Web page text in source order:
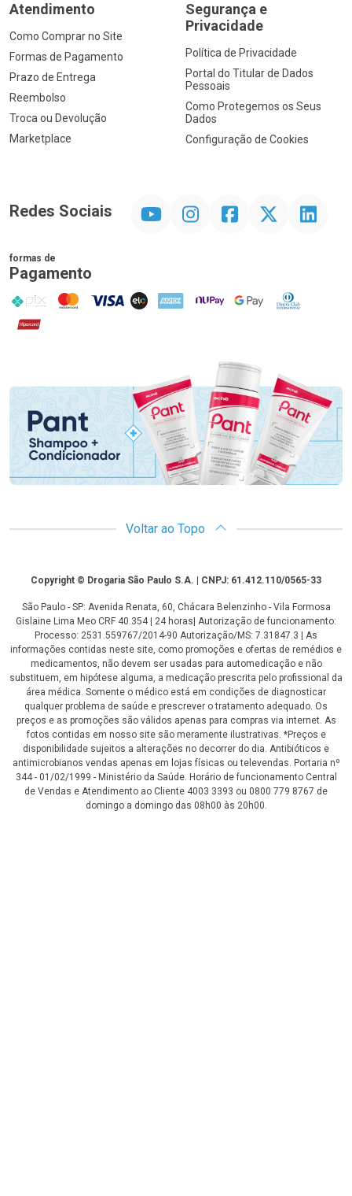
Atendimento
Como Comprar no Site
Formas de Pagamento
Prazo de Entrega
Reembolso
Troca ou Devolução
Marketplace
Segurança e
Privacidade
Política de Privacidade
Portal do Titular de Dados
Pessoais
Como Protegemos os Seus
Dados
Configuração de Cookies
Redes Sociais InstagramFacebookTwitter Linkedin
formas de
Pagamento
PIX MasterCard
VISA ELO AMEX NuPay Google PayDiners Club
Hipercard
Promoção em Destaque
Voltar ao Topo
CopyrightCopyright © Drogaria São Paulo S.A. | CNPJ: 61.412.110/0565-33
São Paulo - SP: Avenida Renata, 60, Chácara Belenzinho - Vila Formosa
Gislaine Lima Meo CRF 40.354 | 24 horas| Autorização de funcionamento:
Processo: 2531.559767/2014-90 Autorização/MS: 7.31847.3 | As
informações contidas neste site, como promoções e ofertas de remédios e
medicamentos, não devem ser usadas para automedicação e não
substituem, em hipótese alguma, a medicação prescrita pelo profissional da
área médica. Somente o médico está em condições de diagnosticar
qualquer problema de saúde e prescrever o tratamento adequado. Os
preços e as promoções são válidos apenas para compras via internet. As
fotos contidas em nosso site são meramente ilustrativas. *Preços e
disponibilidade sujeitos a alterações no decorrer do dia. Antibióticos e
antimicrobianos vendas apenas em lojas físicas ou televendas. Portaria nº
344 - 01/02/1999 - Ministério da Saúde. Horário de funcionamento Central
de Vendas e Atendimento ao Cliente 4003 3393 ou 0800 779 8767 de
domingo a domingo das 08h00 às 20h00.